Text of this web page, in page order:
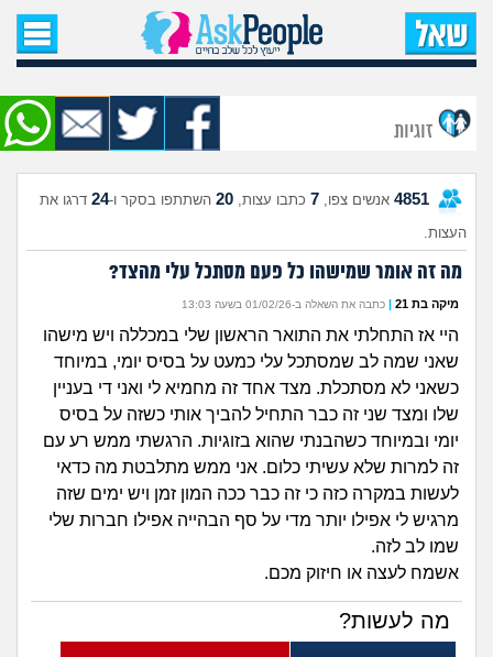
עמוד הבית
שאל שאלה
שאלות חדשות
שאלות שעוררו עניין
עצות חדשות
מה קורה כאן?
מתחם הטיפים
מדורים
זוגיות
הורות ומשפחה
חיפוש שאלות
זוגיות
4851 אנשים צפו, 7 כתבו עצות, 20 השתתפו בסקר ו-24 דרגו את
העצות.
מה זה אומר שמישהו כל פעם מסתכל עלי מהצד?
מיקה בת 21 | כתבה את השאלה ב-01/02/26 בשעה 13:03
היי אז התחלתי את התואר הראשון שלי במכללה ויש מישהו
שאני שמה לב שמסתכל עלי כמעט על בסיס יומי, במיוחד
כשאני לא מסתכלת. מצד אחד זה מחמיא לי ואני די בעניין
שלו ומצד שני זה כבר התחיל להביך אותי כשזה על בסיס
יומי ובמיוחד כשהבנתי שהוא בזוגיות. הרגשתי ממש רע עם
זה למרות שלא עשיתי כלום. אני ממש מתלבטת מה כדאי
לעשות במקרה כזה כי זה כבר ככה המון זמן ויש ימים שזה
מרגיש לי אפילו יותר מדי על סף הבהייה אפילו חברות שלי
שמו לב לזה.
אשמח לעצה או חיזוק מכם.
מה לעשות?